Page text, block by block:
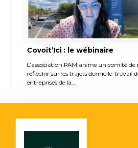
Covoit’Ici : le wébinaire
L’association PAM anime un comité
réfléchir sur les trajets domicile-travail
entreprises de la…